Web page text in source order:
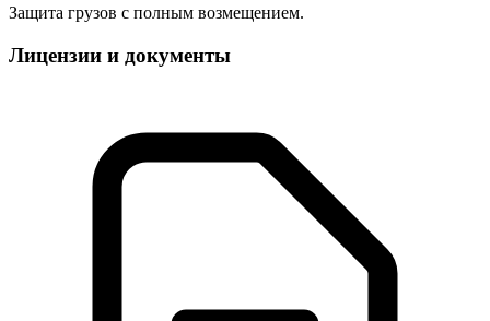
Защита грузов с полным возмещением.
Лицензии и документы